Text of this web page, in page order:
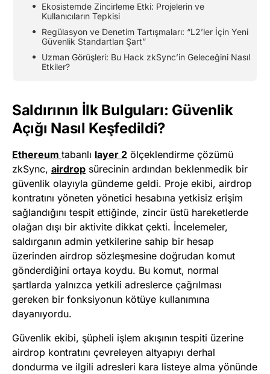
Ekosistemde Zincirleme Etki: Projelerin ve
Kullanıcıların Tepkisi
Regülasyon ve Denetim Tartışmaları: “L2’ler İçin Yeni
Güvenlik Standartları Şart”
Uzman Görüşleri: Bu Hack zkSync’in Geleceğini Nasıl
Etkiler?
Saldırının İlk Bulguları: Güvenlik
Açığı Nasıl Keşfedildi?
Ethereum tabanlı layer 2 ölçeklendirme çözümü
zkSync, airdrop sürecinin ardından beklenmedik bir
güvenlik olayıyla gündeme geldi. Proje ekibi, airdrop
kontratını yöneten yönetici hesabına yetkisiz erişim
sağlandığını tespit ettiğinde, zincir üstü hareketlerde
olağan dışı bir aktivite dikkat çekti. İncelemeler,
saldırganın admin yetkilerine sahip bir hesap
üzerinden airdrop sözleşmesine doğrudan komut
gönderdiğini ortaya koydu. Bu komut, normal
şartlarda yalnızca yetkili adreslerce çağrılması
gereken bir fonksiyonun kötüye kullanımına
dayanıyordu.
Güvenlik ekibi, şüpheli işlem akışının tespiti üzerine
airdrop kontratını çevreleyen altyapıyı derhal
dondurma ve ilgili adresleri kara listeye alma yönünde